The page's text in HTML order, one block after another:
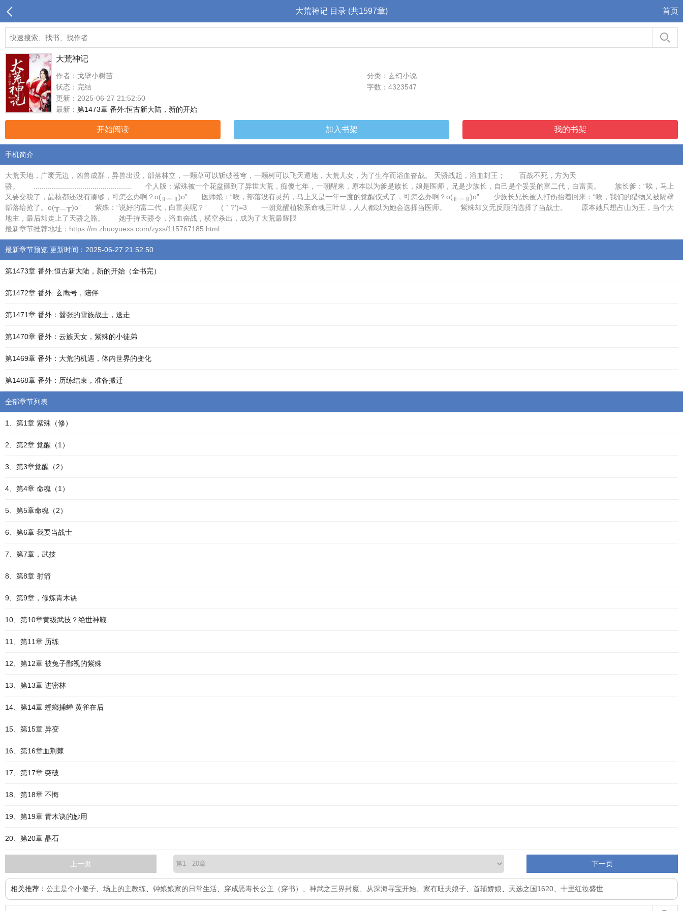
大荒神记 目录 (共1597章) 首页
大荒神记
作者：戈壁小树苗
分类：玄幻小说
状态：完结
字数：4323547
更新：2025-06-27 21:52:50
最新： 第1473章 番外:恒古新大陆，新的开始
开始阅读 加入书架 我的书架
手机简介
大荒天地，广袤无边，凶兽成群，异兽出没，部落林立，一颗草可以斩破苍穹，一颗树可以飞天遁地，大荒儿女，为了生存而浴血奋战。 天骄战起，浴血封王； 百战不死，方为天
骄。 ................................................ 个人版：紫殊被一个花盆砸到了异世大荒，痴傻七年，一朝醒来，原本以为爹是族长，娘是医师，兄是少族长，自己是个妥妥的富二代，白富美。 族长爹：“唉，马上
又要交税了，晶核都还没有凑够，可怎么办啊？o(╥﹏╥)o” 医师娘：“唉，部落没有灵药，马上又是一年一度的觉醒仪式了，可怎么办啊？o(╥﹏╥)o” 少族长兄长被人打伤抬着回来：“唉，我们的猎物又被隔壁
部落给抢了。o(╥﹏╥)o” 紫殊：“说好的富二代，白富美呢？” (｀?′)=3 一朝觉醒植物系命魂三叶草，人人都以为她会选择当医师。 紫殊却义无反顾的选择了当战士。 原本她只想占山为王，当个大
地主，最后却走上了天骄之路。 她手持天骄令，浴血奋战，横空杀出，成为了大荒最耀眼
最新章节推荐地址：https://m.zhuoyuexs.com/zyxs/115767185.html
最新章节预览 更新时间：2025-06-27 21:52:50
第1473章 番外:恒古新大陆，新的开始（全书完）
第1472章 番外: 玄鹰号，陪伴
第1471章 番外：嚣张的雪族战士，送走
第1470章 番外：云族天女，紫殊的小徒弟
第1469章 番外：大荒的机遇，体内世界的变化
第1468章 番外：历练结束，准备搬迁
全部章节列表
1、第1章 紫殊（修）
2、第2章 觉醒（1）
3、第3章觉醒（2）
4、第4章 命魂（1）
5、第5章命魂（2）
6、第6章 我要当战士
7、第7章，武技
8、第8章 射箭
9、第9章，修炼青木诀
10、第10章黄级武技？绝世神鞭
11、第11章 历练
12、第12章 被兔子鄙视的紫殊
13、第13章 进密林
14、第14章 螳螂捕蝉 黄雀在后
15、第15章 异变
16、第16章血荆棘
17、第17章 突破
18、第18章 不悔
19、第19章 青木诀的妙用
20、第20章 晶石
上一页 下一页
相关推荐： 公主是个小傻子 场上的主教练 钟娘娘家的日常生活 穿成恶毒长公主（穿书） 神武之三界封魔 从深海寻宝开始 家有旺夫娘子 首辅娇娘 天选之国1620 十里红妆盛世